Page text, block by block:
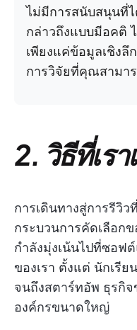
ไม่มีการสนับสนุนที่
กล่าวถึงแบบมีอคติ
เพียงแค่ข้อมูลเชิง
การวิจัยที่คุณสามาร
2. วิธีที่เร
การเดินทางสู่การรีวิว
กระบวนการคัดเลือกข
กำลังมุ่งเน้นไปที่ซอฟ
ของเรา ตั้งแต่ นักเรี
จนถึงสตาร์ทอัพ ธุรกิ
องค์กรขนาดใหญ่